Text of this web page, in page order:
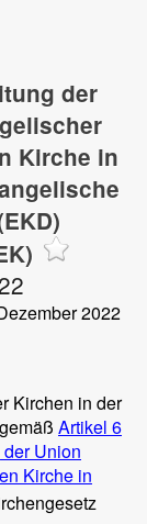
der
Kirche in
2022
Kirchen in der
Artikel 6
Union
Kirche in